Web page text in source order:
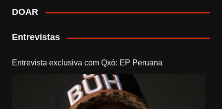
DOAR
Entrevistas
Entrevista exclusiva com Qxó: EP Peruana